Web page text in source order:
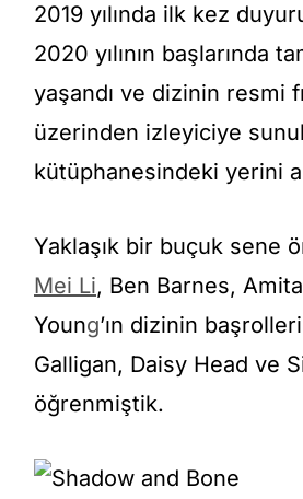
2019 yılında ilk kez
2020 yılının başlarında
yaşandı ve dizinin resmi
üzerinden izleyiciye
kütüphanesindeki yerini
Yaklaşık bir buçuk sene
Mei Li, Ben Barnes,
Young’ın dizinin
Galligan, Daisy Head ve
öğrenmiştik.